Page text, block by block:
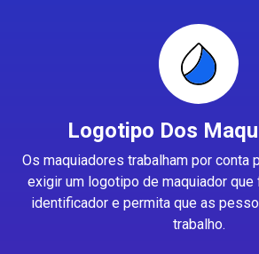
Logotipo Dos
Os maquiadores trabalham por conta
exigir um logotipo de maquiador que
identificador e permita que as
trabalho.